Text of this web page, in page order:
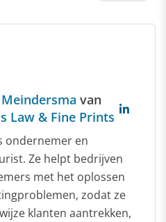
van
Law & Fine Prints
ondernemer en
Ze helpt bedrijven
met het oplossen
zodat ze
klanten aantrekken,